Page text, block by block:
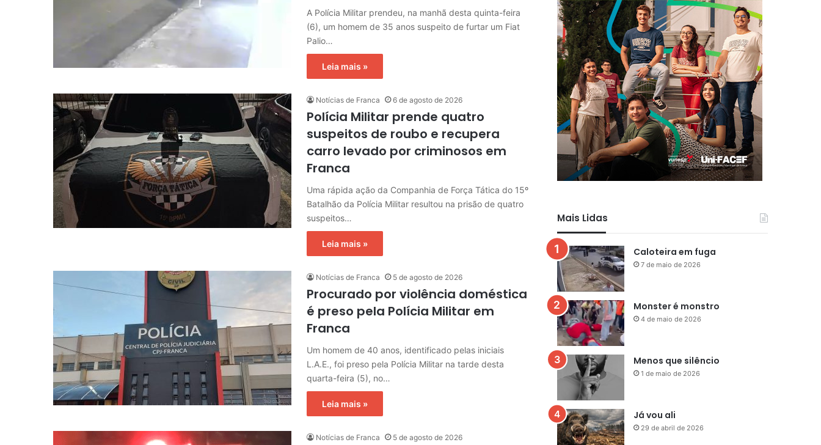
A Polícia Militar prendeu, na manhã desta quinta-feira
(6), um homem de 35 anos suspeito de furtar um Fiat
Palio…
Leia mais »
Notícias de Franca 6 de agosto de 2026
Polícia Militar prende quatro
suspeitos de roubo e recupera
carro levado por criminosos em
Franca
Uma rápida ação da Companhia de Força Tática do 15º
Batalhão da Polícia Militar resultou na prisão de quatro
suspeitos…
Leia mais »
Notícias de Franca 5 de agosto de 2026
Procurado por violência doméstica
é preso pela Polícia Militar em
Franca
Um homem de 40 anos, identificado pelas iniciais
L.A.E., foi preso pela Polícia Militar na tarde desta
quarta-feira (5), no…
Leia mais »
Notícias de Franca 5 de agosto de 2026
Mais Lidas
Caloteira em fuga
7 de maio de 2026
Monster é monstro
4 de maio de 2026
Menos que silêncio
1 de maio de 2026
Já vou ali
29 de abril de 2026